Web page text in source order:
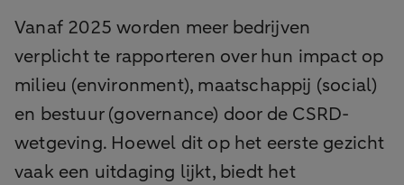
Vanaf 2025 worden meer bedrijven
verplicht te rapporteren over hun impact op
milieu (environment), maatschappij (social)
en bestuur (governance) door de CSRD-
wetgeving. Hoewel dit op het eerste gezicht
vaak een uitdaging lijkt, biedt het